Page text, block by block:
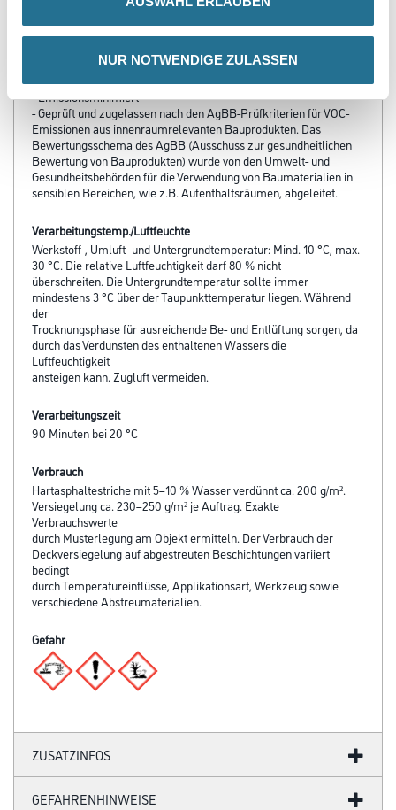
NUR NOTWENDIGE ZULASSEN
- Geringer Verschleiß
- Beständig gegen Weichmacherwanderung
- Emissionsminimiert
- Geprüft und zugelassen nach den AgBB-Prüfkriterien für VOC-
Emissionen aus innenraumrelevanten Bauprodukten. Das
Bewertungsschema des AgBB (Ausschuss zur gesundheitlichen
Bewertung von Bauprodukten) wurde von den Umwelt- und
Gesundheitsbehörden für die Verwendung von Baumaterialien in
sensiblen Bereichen, wie z.B. Aufenthaltsräumen, abgeleitet.
Verarbeitungstemp./Luftfeuchte
Werkstoff-, Umluft- und Untergrundtemperatur: Mind. 10 °C, max.
30 °C. Die relative Luftfeuchtigkeit darf 80 % nicht
überschreiten. Die Untergrundtemperatur sollte immer
mindestens 3 °C über der Taupunkttemperatur liegen. Während
der
Trocknungsphase für ausreichende Be- und Entlüftung sorgen, da
durch das Verdunsten des enthaltenen Wassers die
Luftfeuchtigkeit
ansteigen kann. Zugluft vermeiden.
Verarbeitungszeit
90 Minuten bei 20 °C
Verbrauch
Hartasphaltestriche mit 5–10 % Wasser verdünnt ca. 200 g/m².
Versiegelung ca. 230–250 g/m² je Auftrag. Exakte
Verbrauchswerte
durch Musterlegung am Objekt ermitteln. Der Verbrauch der
Deckversiegelung auf abgestreuten Beschichtungen variiert
bedingt
durch Temperatureinflüsse, Applikationsart, Werkzeug sowie
verschiedene Abstreumaterialien.
Gefahr
ZUSATZINFOS
GEFAHRENHINWEISE